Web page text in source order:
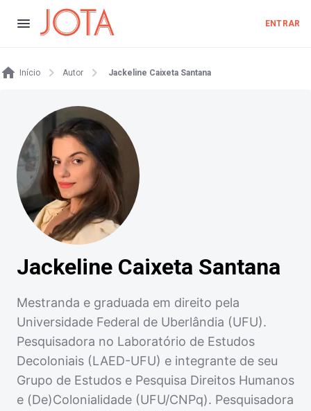
ENTRAR
Início Autor Jackeline Caixeta Santana
Jackeline Caixeta Santana
Mestranda e graduada em direito pela
Universidade Federal de Uberlândia (UFU).
Pesquisadora no Laboratório de Estudos
Decoloniais (LAED-UFU) e integrante de seu
Grupo de Estudos e Pesquisa Direitos Humanos
e (De)Colonialidade (UFU/CNPq). Pesquisadora